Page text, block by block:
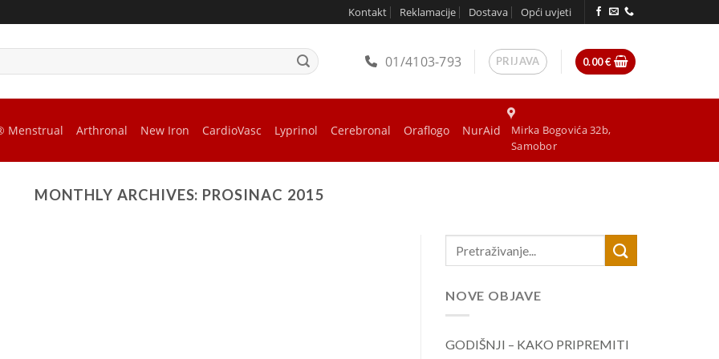
Kontakt Reklamacije Dostava Opći uvjeti
01/4103-793 PRIJAVA 0.00€
Menstrual Arthronal New Iron CardioVasc Lyprinol Cerebronal Oraflogo NurAid
Mirka Bogovića 32b,
Samobor
MONTHLY ARCHIVES: PROSINAC 2015
NOVE OBJAVE
GODIŠNJI – KAKO PRIPREMITI